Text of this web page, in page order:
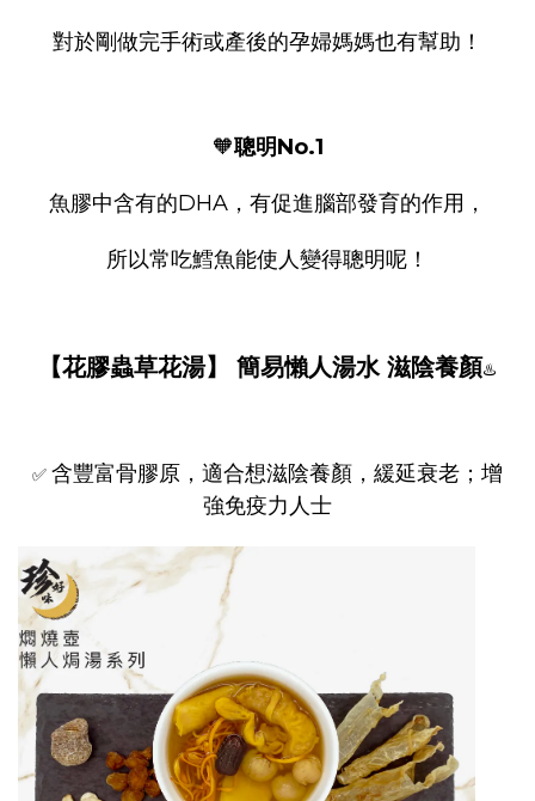
對於剛做完手術或產後的孕婦媽媽也有幫助！
🧡聰明No.1
魚膠中含有的DHA，有促進腦部發育的作用，
所以常吃鱈魚能使人變得聰明呢！
【花膠蟲草花湯】 簡易懶人湯水 滋陰養顏♨️
✅ 含豐富骨膠原，適合想滋陰養顏，緩延衰老；增
強免疫力人士